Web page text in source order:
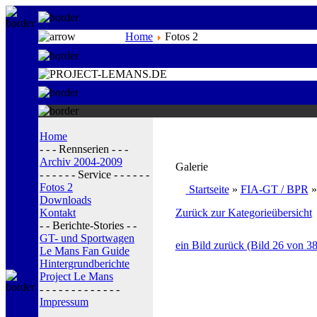
Home Fotos 2
Home
- - - Rennserien - - -
Archiv 2004-2009
- - - - - - Service - - - - - -
Fotos 2
Downloads
Kontakt
- - Berichte-Stories - -
GT- und Sportwagen
Le Mans Fan Guide
Hintergrundberichte
Project Le Mans
- - - - - - - - - - - - -
Impressum
Galerie
Startseite» FIA-GT / BPR
Zurück zur Kategorieübersicht
ein Bild zurück (Bild 26 von